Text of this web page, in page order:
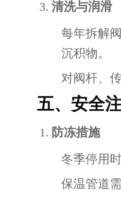
清洗与润滑
每年拆解
沉积物。
对阀杆、
五、安全
防冻措施
冬季停用
保温管道